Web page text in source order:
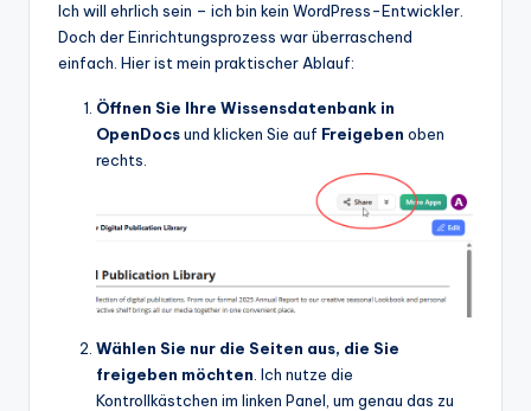
Ich will ehrlich sein – ich bin kein WordPress-Entwickler.
Doch der Einrichtungsprozess war überraschend
einfach. Hier ist mein praktischer Ablauf:
Öffnen Sie Ihre Wissensdatenbank in
OpenDocsund klicken Sie auf Freigeben oben
rechts.
Wählen Sie nur die Seiten aus, die Sie
freigeben möchten . Ich nutze die
Kontrollkästchen im linken Panel, um genau das zu